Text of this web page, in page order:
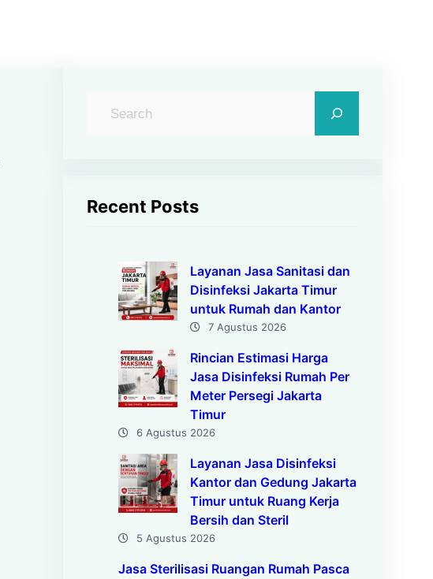
Recent Posts
Layanan Jasa Sanitasi dan
Disinfeksi Jakarta Timur
untuk Rumah dan Kantor
7 Agustus 2026
Rincian Estimasi Harga
Jasa Disinfeksi Rumah Per
Meter Persegi Jakarta
Timur
6 Agustus 2026
Layanan Jasa Disinfeksi
Kantor dan Gedung Jakarta
Timur untuk Ruang Kerja
Bersih dan Steril
5 Agustus 2026
Jasa Sterilisasi Ruangan Rumah Pasca